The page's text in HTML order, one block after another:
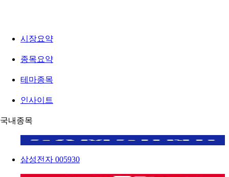
시장요약
종목요약
테마종목
인사이트
국내종목
삼성전자 005930